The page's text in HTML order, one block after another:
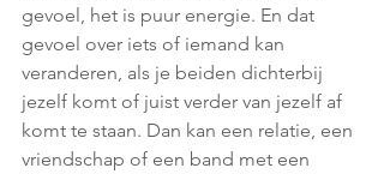
gevoel, het is puur energie. En dat
gevoel over iets of iemand kan
veranderen, als je beiden dichterbij
jezelf komt of juist verder van jezelf af
komt te staan. Dan kan een relatie, een
vriendschap of een band met een